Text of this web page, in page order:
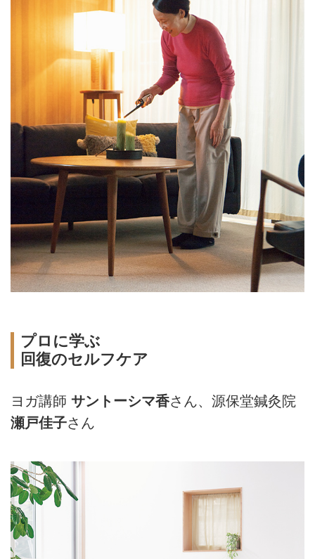
プロに学ぶ
回復のセルフケア
ヨガ講師 サントーシマ香さん、源保堂鍼灸院
瀬戸佳子さん